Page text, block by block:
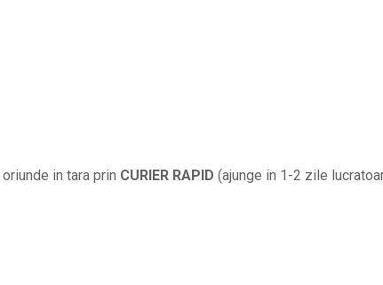
BPC037
oriunde in tara prin CURIER RAPID (ajunge in 1-2 zile